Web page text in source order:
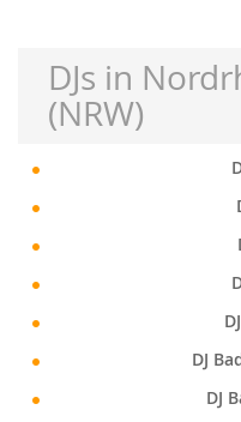
DJs in
(NRW)
DJ
DJ